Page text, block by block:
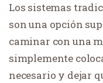
Los sistemas
son una opción
caminar con una
simplemente
necesario y dejar